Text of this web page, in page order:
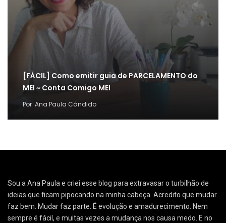
[FÁCIL] Como emitir guia de PARCELAMENTO do
MEI ~ Conta Comigo MEI
Por Ana Paula Cândido
Sou a Ana Paula e criei esse blog para extravasar o turbilhão de
ideias que ficam pipocando na minha cabeça. Acredito que mudar
faz bem. Mudar faz parte. É evolução e amadurecimento. Nem
sempre é fácil, e muitas vezes a mudança nos causa medo. E no